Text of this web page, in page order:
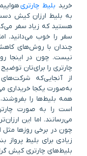
خرید بلیط چارتری
به بلیط ارزان کیش
هستید که زیاد سفر
سفر را خوب می‌دانید.
چندان با روش‌های کاهش
نیست. چون در اینجا
چارتری را برای‌تان
از آنجایی‌که شرکت‌های
به‌صورت یکجا خریداری
همه بلیط‌ها را
است را به صورت
می‌رسانند. اما این
چون در برخی روزها
زیادی برای بلیط
بلیط‌های چارتری کیش